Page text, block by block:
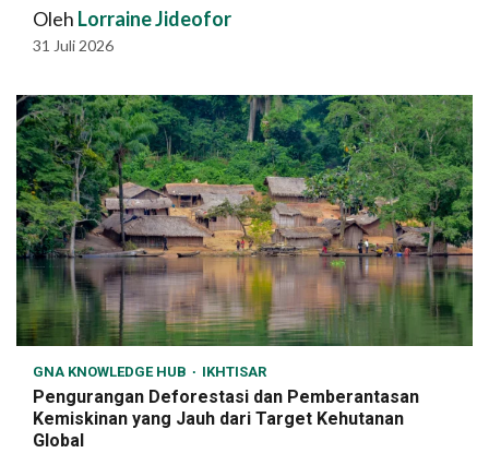
Oleh Lorraine Jideofor
31 Juli 2026
GNA KNOWLEDGE HUB IKHTISAR
Pengurangan Deforestasi dan Pemberantasan
Kemiskinan yang Jauh dari Target Kehutanan
Global